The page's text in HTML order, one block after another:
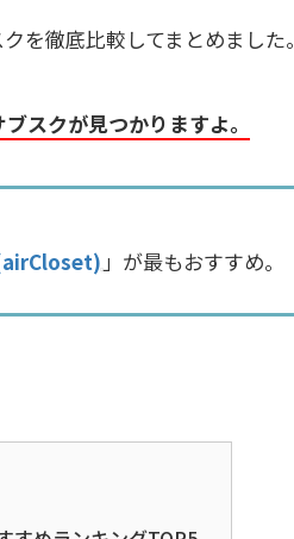
を徹底比較してまとめました。
スクが見つかりますよ。
」が最もおすすめ。